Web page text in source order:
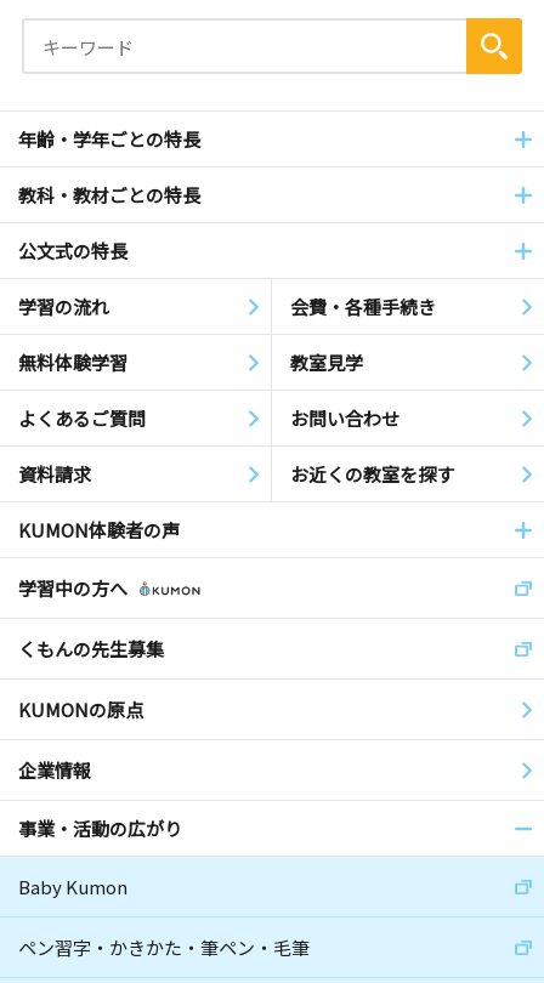
年齢・学年ごとの特長
教科・教材ごとの特長
公文式の特長
学習の流れ 会費・各種手続き
無料体験学習 教室見学
よくあるご質問 お問い合わせ
資料請求 お近くの教室を探す
KUMON体験者の声
学習中の方へ
くもんの先生募集
KUMONの原点
企業情報
事業・活動の広がり
Baby Kumon
ペン習字・かきかた・筆ペン・毛筆